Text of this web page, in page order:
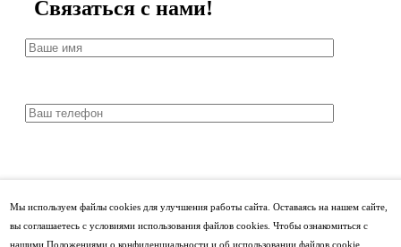
Мы используем файлы cookies для улучшения работы сайта. Оставаясь на нашем сайте,
вы соглашаетесь с условиями использования файлов cookies. Чтобы ознакомиться с
нашими Положениями о конфиденциальности и об использовании файлов cookie,
Связаться с нами!